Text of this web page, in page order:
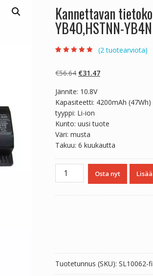
Kannettavan
YB4O,HSTNN-YB4N
perustuen
asiakkaan
(2 tuotearviota)
€56.64 Alkuperäinen
oli:
€56.64.
€31.47Nykyinen
€31.47.
Jännite: 10.8V
Kapasiteetti: 4200mAh (47Wh)
tyyppi: Li-ion
Kunto: uusi tuote
Väri: musta
Takuu: 6 kuukautta
Kannettavan
määrä
Osta nyt
Tuotetunnus (SKU): SL10062-